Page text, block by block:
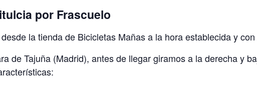
por Frascuelo
la tienda de Bicicletas Mañas a la hora establecida y
de Tajuña (Madrid), antes de llegar giramos a la derecha y